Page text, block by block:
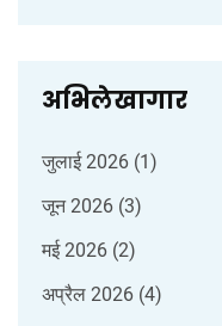
अभिलेखागार
जुलाई 2026 (1)
जून 2026 (3)
मई 2026 (2)
अप्रैल 2026 (4)